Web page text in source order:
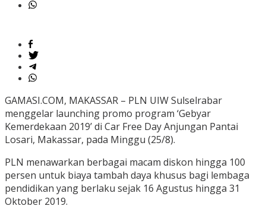
GAMASI.COM, MAKASSAR – PLN UIW Sulselrabar
menggelar launching promo program ‘Gebyar
Kemerdekaan 2019’ di Car Free Day Anjungan Pantai
Losari, Makassar, pada Minggu (25/8).
PLN menawarkan berbagai macam diskon hingga 100
persen untuk biaya tambah daya khusus bagi lembaga
pendidikan yang berlaku sejak 16 Agustus hingga 31
Oktober 2019.